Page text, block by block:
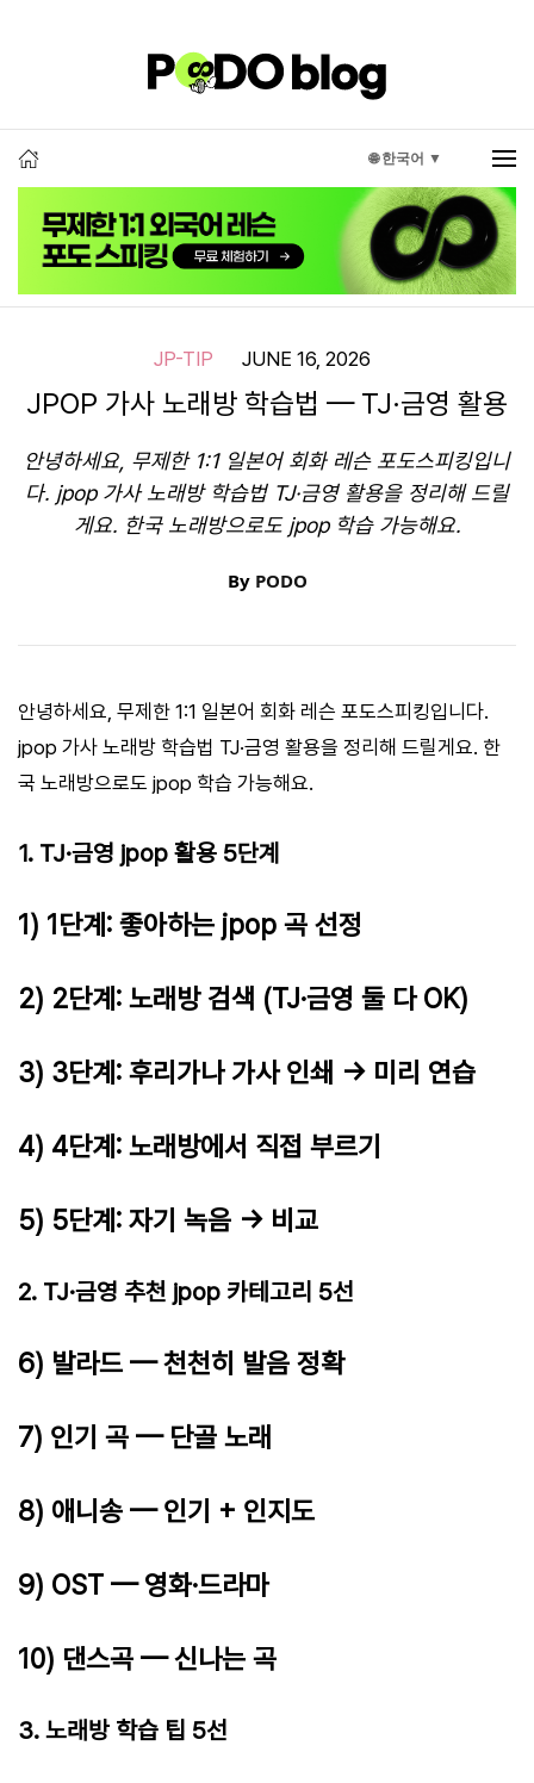
🌐 한국어 ▼
JP-TIP JUNE 16, 2026
JPOP 가사 노래방 학습법 — TJ·금영 활용
안녕하세요, 무제한 1:1 일본어 회화 레슨 포도스피킹입니
다. jpop 가사 노래방 학습법 TJ·금영 활용을 정리해 드릴
게요. 한국 노래방으로도 jpop 학습 가능해요.
By PODO
안녕하세요, 무제한 1:1 일본어 회화 레슨 포도스피킹입니다.
jpop 가사 노래방 학습법 TJ·금영 활용을 정리해 드릴게요. 한
국 노래방으로도 jpop 학습 가능해요.
1. TJ·금영 jpop 활용 5단계
1) 1단계: 좋아하는 jpop 곡 선정
2) 2단계: 노래방 검색 (TJ·금영 둘 다 OK)
3) 3단계: 후리가나 가사 인쇄 → 미리 연습
4) 4단계: 노래방에서 직접 부르기
5) 5단계: 자기 녹음 → 비교
2. TJ·금영 추천 jpop 카테고리 5선
6) 발라드 — 천천히 발음 정확
7) 인기 곡 — 단골 노래
8) 애니송 — 인기 + 인지도
9) OST — 영화·드라마
10) 댄스곡 — 신나는 곡
3. 노래방 학습 팁 5선